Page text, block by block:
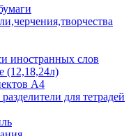
иностранных слов
(12,18,24л)
А4
для тетрадей